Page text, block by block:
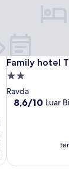
Family hotel
Family hotel
Properti
bintang
2.0
Ravda
8.6
ulasan)
8,6/10 Luar